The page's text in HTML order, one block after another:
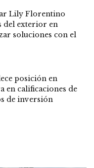
Lily Florentino
del exterior en
soluciones con el
posición en
en calificaciones de
de inversión